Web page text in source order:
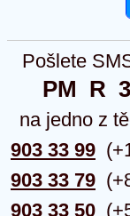
Pošlete
PM  R
na jedno z
903 33 99
903 33 79
903 33 50